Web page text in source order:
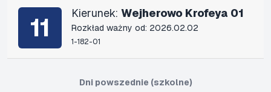
11 Kierunek: Wejherowo Krofeya 01
Rozkład ważny od: 2026.02.02
1-182-01
Dni powszednie (szkolne)